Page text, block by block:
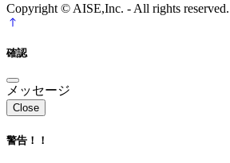
Copyright © AISE,Inc. - All rights reserved.
確認
メッセージ
Close
警告！！